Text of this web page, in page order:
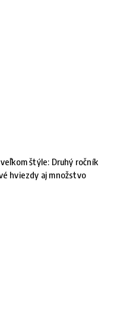
štýle: Druhý ročník
hviezdy aj množstvo